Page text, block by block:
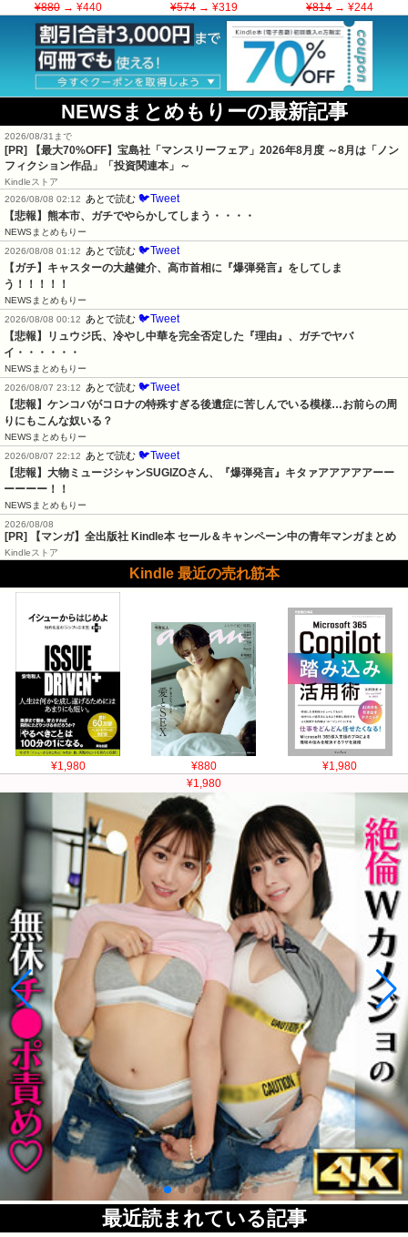
¥880→ ¥440 ¥574→ ¥319 ¥814→ ¥244
NEWSまとめもりーの最新記事
2026/08/31まで
[PR] 【最大70%OFF】宝島社「マンスリーフェア」2026年8月度 ～8月は「ノン
フィクション作品」「投資関連本」～
Kindleストア
2026/08/08 02:12
あとで読む 🐦Tweet
【悲報】熊本市、ガチでやらかしてしまう・・・・
NEWSまとめもりー
2026/08/08 01:12
あとで読む 🐦Tweet
【ガチ】キャスターの大越健介、高市首相に『爆弾発言』をしてしま
う！！！！！
NEWSまとめもりー
2026/08/08 00:12
あとで読む 🐦Tweet
【悲報】リュウジ氏、冷やし中華を完全否定した『理由』、ガチでヤバ
イ・・・・・・
NEWSまとめもりー
2026/08/07 23:12
あとで読む 🐦Tweet
【悲報】ケンコバがコロナの特殊すぎる後遺症に苦しんでいる模様…お前らの周
りにもこんな奴いる？
NEWSまとめもりー
2026/08/07 22:12
あとで読む 🐦Tweet
【悲報】大物ミュージシャンSUGIZOさん、『爆弾発言』キタァアアアアアーー
ーーーー！！
NEWSまとめもりー
2026/08/08
[PR] 【マンガ】全出版社 Kindle本 セール＆キャンペーン中の青年マンガまとめ
Kindleストア
Kindle 最近の売れ筋本
¥1,980 ¥880
¥1,980
¥1,980
最近読まれている記事